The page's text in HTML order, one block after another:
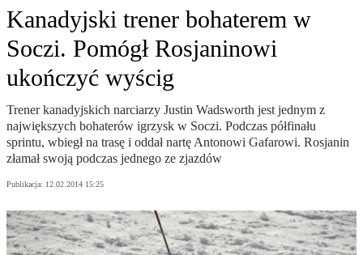
Kanadyjski trener bohaterem w
Soczi. Pomógł Rosjaninowi
ukończyć wyścig
Trener kanadyjskich narciarzy Justin Wadsworth jest jednym z
największych bohaterów igrzysk w Soczi. Podczas półfinału
sprintu, wbiegł na trasę i oddał nartę Antonowi Gafarowi. Rosjanin
złamał swoją podczas jednego ze zjazdów
Publikacja: 12.02.2014 15:25